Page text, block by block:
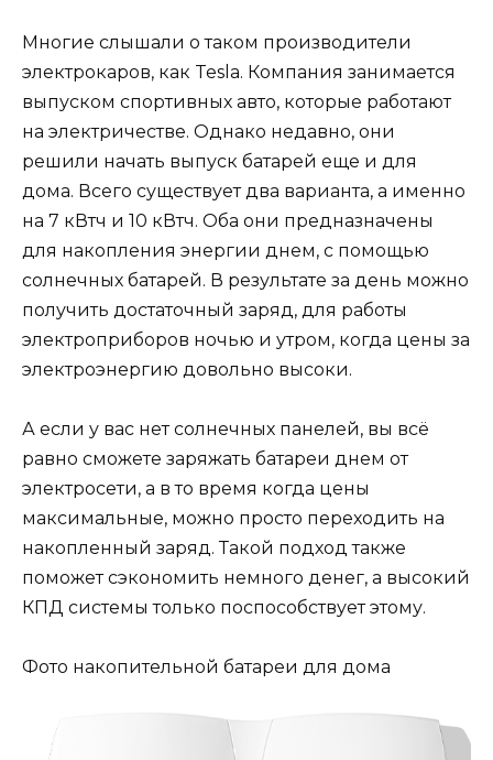
Многие слышали о таком производители
электрокаров, как Tesla. Компания занимается
выпуском спортивных авто, которые работают
на электричестве. Однако недавно, они
решили начать выпуск батарей еще и для
дома. Всего существует два варианта, а именно
на 7 кВтч и 10 кВтч. Оба они предназначены
для накопления энергии днем, с помощью
солнечных батарей. В результате за день можно
получить достаточный заряд, для работы
электроприборов ночью и утром, когда цены за
электроэнергию довольно высоки.
А если у вас нет солнечных панелей, вы всё
равно сможете заряжать батареи днем от
электросети, а в то время когда цены
максимальные, можно просто переходить на
накопленный заряд. Такой подход также
поможет сэкономить немного денег, а высокий
КПД системы только поспособствует этому.
Фото накопительной батареи для дома